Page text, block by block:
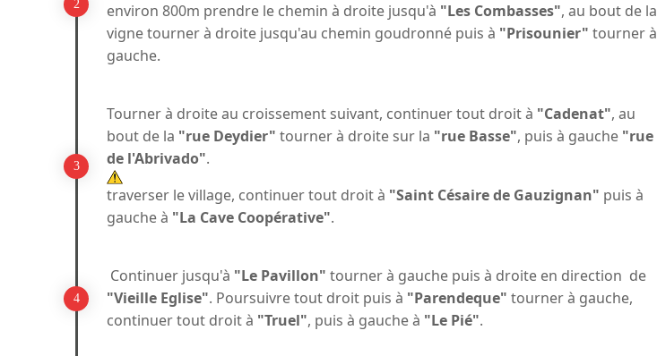
environ 800m prendre le chemin à droite jusqu'à "Les Combasses", au bout de la
vigne tourner à droite jusqu'au chemin goudronné puis à "Prisounier" tourner à
gauche.
Tourner à droite au croissement suivant, continuer tout droit à "Cadenat", au
bout de la "rue Deydier" tourner à droite sur la "rue Basse", puis à gauche "rue
de l'Abrivado".
traverser le village, continuer tout droit à "Saint Césaire de Gauzignan" puis à
gauche à "La Cave Coopérative".
Continuer jusqu'à "Le Pavillon" tourner à gauche puis à droite en direction de
"Vieille Eglise". Poursuivre tout droit puis à "Parendeque" tourner à gauche,
continuer tout droit à "Truel", puis à gauche à "Le Pié".